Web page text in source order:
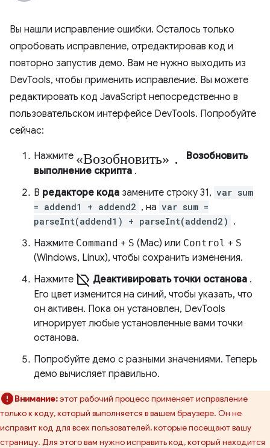
Вы нашли исправление ошибки. Осталось только
опробовать исправление, отредактировав код и
повторно запустив демо. Вам не нужно выходить из
DevTools, чтобы применить исправление. Вы можете
редактировать код JavaScript непосредственно в
пользовательском интерфейсе DevTools. Попробуйте
сейчас:
Нажмите «Возобновить».
Возобновить
выполнение скрипта .
В редакторе кода замените строку 31, var sum
= addend1 + addend2 , на var sum =
parseInt(addend1) + parseInt(addend2) .
Нажмите Command + S (Mac) или Control + S
(Windows, Linux), чтобы сохранить изменения.
Нажмите label_off Деактивировать точки останова .
Его цвет изменится на синий, чтобы указать, что
он активен. Пока он установлен, DevTools
игнорирует любые установленные вами точки
останова.
Попробуйте демо с разными значениями. Теперь
демо вычисляет правильно.
Внимание:этот рабочий процесс применяет исправление
только к коду, который выполняется в вашем браузере. Он не
исправит код для всех пользователей, которые посещают вашу
страницу. Для этого вам нужно исправить код, который находится